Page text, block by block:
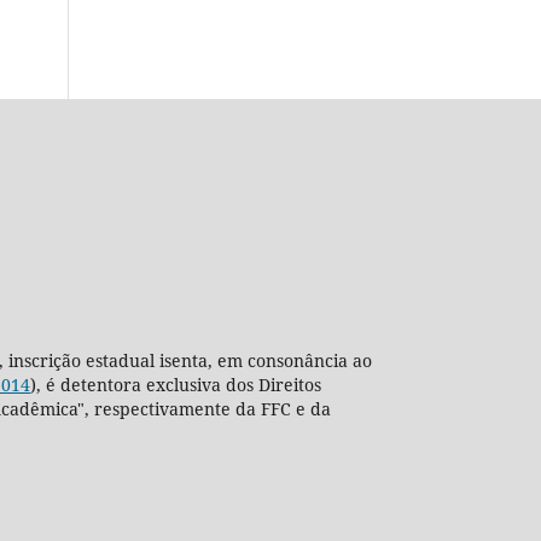
inscrição estadual isenta, em consonância ao
), é detentora exclusiva dos Direitos
respectivamente da FFC e da